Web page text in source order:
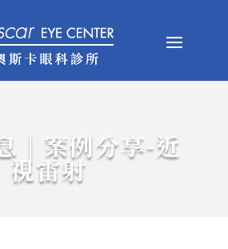
| 案例分享-近
視雷射